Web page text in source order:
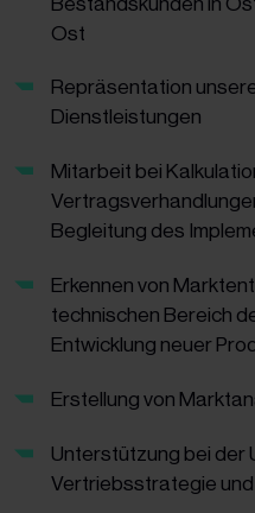
Ost
Repräsentation
Dienstleistungen
Mitarbeit bei
Begleitung des
Erkennen von
technischen Bereich
Entwicklung neuer
Erstellung von
Unterstützung bei der
Vertriebsstrategie